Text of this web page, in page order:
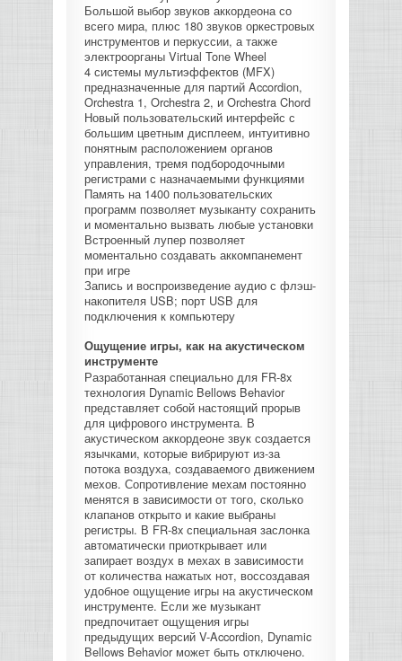
Большой выбор звуков аккордеона со
всего мира, плюс 180 звуков оркестровых
инструментов и перкуссии, а также
электроорганы Virtual Tone Wheel
4 системы мультиэффектов (MFX)
предназначенные для партий Accordion,
Orchestra 1, Orchestra 2, и Orchestra Chord
Новый пользовательский интерфейс с
большим цветным дисплеем, интуитивно
понятным расположением органов
управления, тремя подбородочными
регистрами с назначаемыми функциями
Память на 1400 пользовательских
программ позволяет музыканту сохранить
и моментально вызвать любые установки
Встроенный лупер позволяет
моментально создавать аккомпанемент
при игре
Запись и воспроизведение аудио с флэш-
накопителя USB; порт USB для
подключения к компьютеру
Ощущение игры, как на акустическом
инструменте
Разработанная специально для FR-8x
технология Dynamic Bellows Behavior
представляет собой настоящий прорыв
для цифрового инструмента. В
акустическом аккордеоне звук создается
язычками, которые вибрируют из-за
потока воздуха, создаваемого движением
мехов. Сопротивление мехам постоянно
менятся в зависимости от того, сколько
клапанов открыто и какие выбраны
регистры. В FR-8x специальная заслонка
автоматически приоткрывает или
запирает воздух в мехах в зависимости
от количества нажатых нот, воссоздавая
удобное ощущение игры на акустическом
инструменте. Если же музыкант
предпочитает ощущения игры
предыдущих версий V-Accordion, Dynamic
Bellows Behavior может быть отключено.